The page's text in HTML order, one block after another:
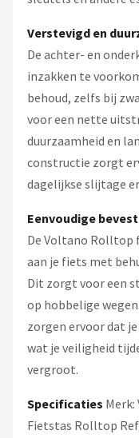
Verstevigd en
De achter- en
inzakken te
behoud, zelfs bij
voor een nette
duurzaamheid en
constructie zorgt
dagelijkse slijtage
Eenvoudige
De Voltano Rolltop
aan je fiets met
Dit zorgt voor een
op hobbelige
zorgen ervoor dat
wat je veiligheid
vergroot.
Specificaties
Fietstas Rolltop